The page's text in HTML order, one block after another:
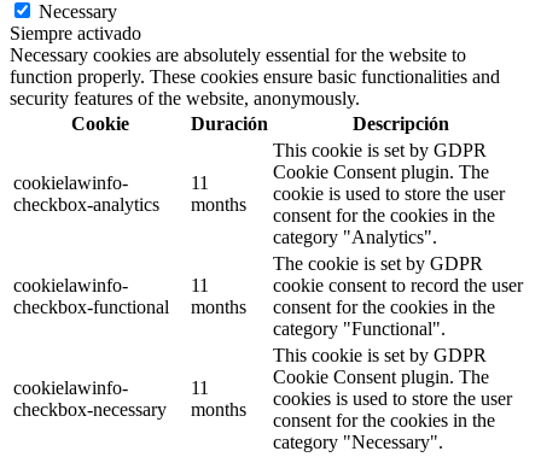
Necessary
Siempre activado
Necessary cookies are absolutely essential for the website to
function properly. These cookies ensure basic functionalities and
security features of the website, anonymously.
Cookie
Duración Descripción
cookielawinfo-
checkbox-analytics
11
months
This cookie is set by GDPR
Cookie Consent plugin. The
cookie is used to store the user
consent for the cookies in the
category "Analytics".
cookielawinfo-
checkbox-functional
11
months
The cookie is set by GDPR
cookie consent to record the user
consent for the cookies in the
category "Functional".
cookielawinfo-
checkbox-necessary
11
months
This cookie is set by GDPR
Cookie Consent plugin. The
cookies is used to store the user
consent for the cookies in the
category "Necessary".